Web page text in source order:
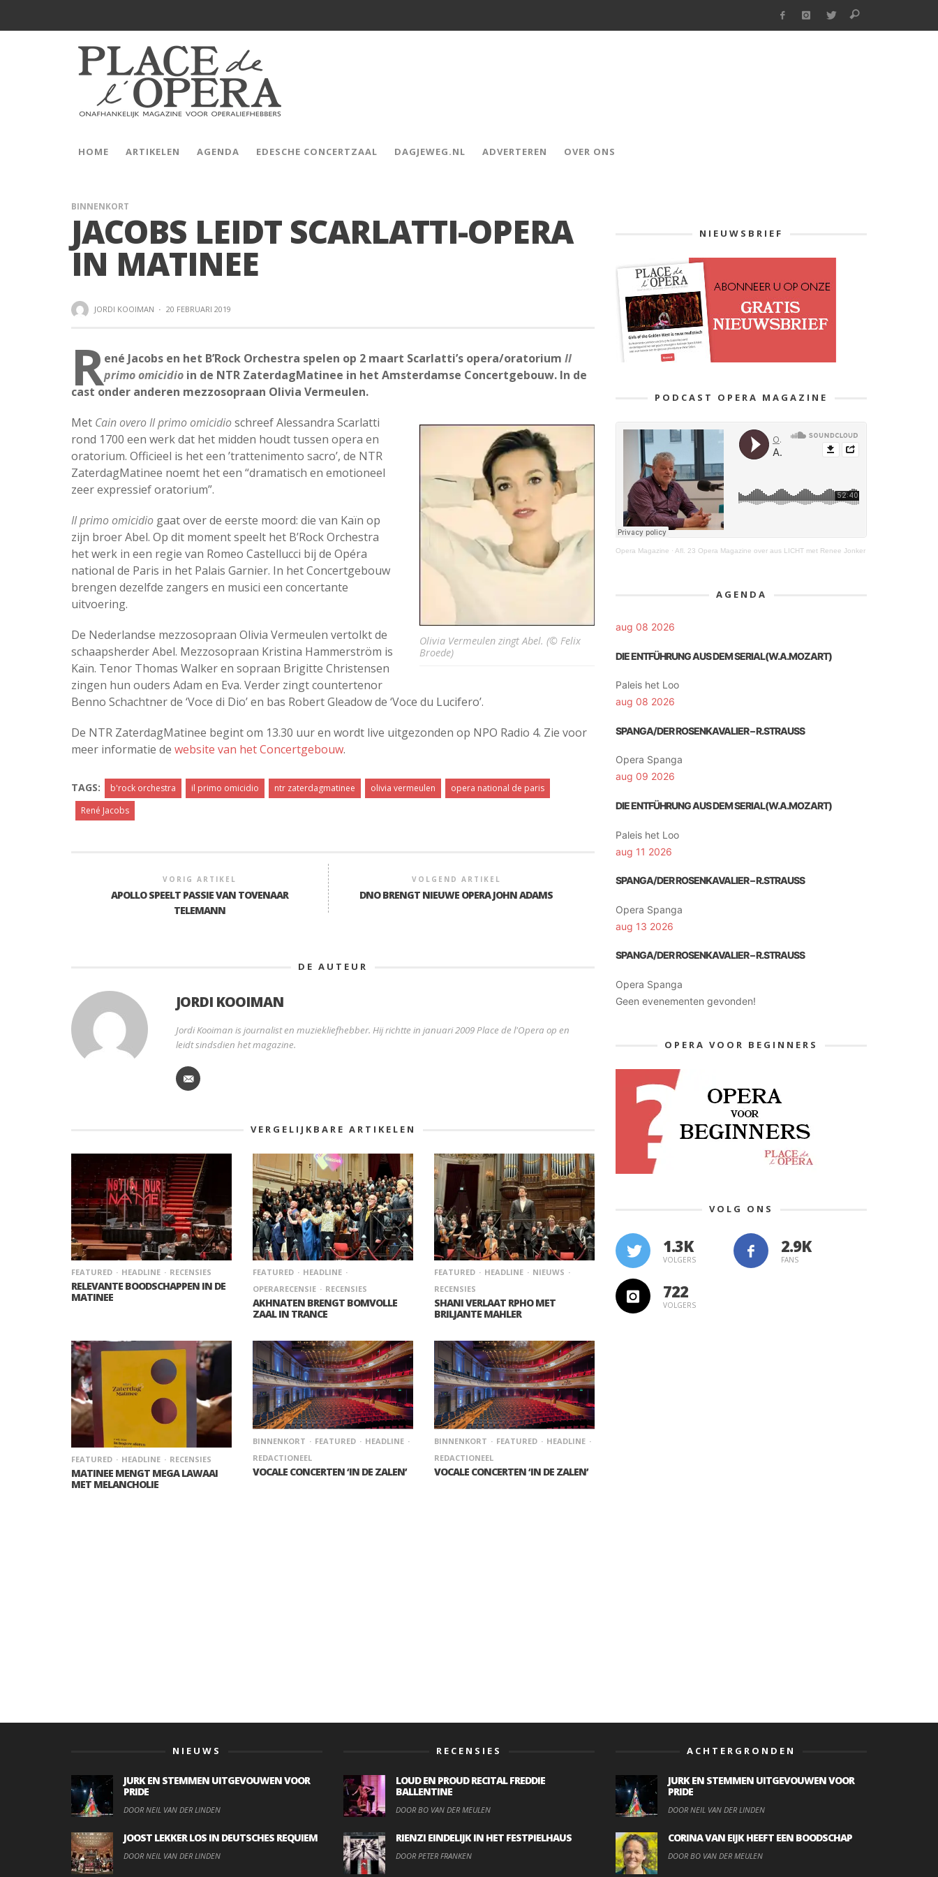
HOME ARTIKELEN AGENDA EDESCHE CONCERTZAAL DAGJEWEG.NL ADVERTEREN OVER ONS
BINNENKORT
JACOBS LEIDT SCARLATTI-OPERA
IN MATINEE
JORDI KOOIMAN · 20 FEBRUARI 2019
René Jacobs en het B’Rock Orchestra spelen op 2 maart Scarlatti’s opera/oratorium Il
primo omicidio in de NTR ZaterdagMatinee in het Amsterdamse Concertgebouw. In de
cast onder anderen mezzosopraan Olivia Vermeulen.
Olivia Vermeulen zingt Abel. (© Felix
Broede)
Met Cain overo Il primo omicidioschreef Alessandra Scarlatti
rond 1700 een werk dat het midden houdt tussen opera en
oratorium. Officieel is het een ’trattenimento sacro’, de NTR
ZaterdagMatinee noemt het een “dramatisch en emotioneel
zeer expressief oratorium”.
Il primo omicidio gaat over de eerste moord: die van Kaïn op
zijn broer Abel. Op dit moment speelt het B’Rock Orchestra
het werk in een regie van Romeo Castellucci bij de Opéra
national de Paris in het Palais Garnier. In het Concertgebouw
brengen dezelfde zangers en musici een concertante
uitvoering.
De Nederlandse mezzosopraan Olivia Vermeulen vertolkt de
schaapsherder Abel. Mezzosopraan Kristina Hammerström is
Kaïn. Tenor Thomas Walker en sopraan Brigitte Christensen
zingen hun ouders Adam en Eva. Verder zingt countertenor
Benno Schachtner de ‘Voce di Dio’ en bas Robert Gleadow de ‘Voce du Lucifero’.
De NTR ZaterdagMatinee begint om 13.30 uur en wordt live uitgezonden op NPO Radio 4. Zie voor
meer informatie de website van het Concertgebouw.
TAGS: b'rock orchestra il primo omicidio ntr zaterdagmatinee olivia vermeulen
opera national de paris
René Jacobs
VORIG ARTIKEL
APOLLO SPEELT PASSIE VAN TOVENAAR
TELEMANN
VOLGEND ARTIKEL
DNO BRENGT NIEUWE OPERA JOHN ADAMS
DE AUTEUR
JORDI KOOIMAN
Jordi Kooiman is journalist en muziekliefhebber. Hij richtte in januari 2009 Place de l'Opera op en
leidt sindsdien het magazine.
VERGELIJKBARE ARTIKELEN
FEATURED HEADLINE RECENSIES
RELEVANTE BOODSCHAPPEN IN DE
MATINEE
FEATURED
HEADLINE
OPERARECENSIE
RECENSIES
AKHNATEN BRENGT BOMVOLLE
ZAAL IN TRANCE
FEATURED HEADLINE
NIEUWS
RECENSIES
SHANI VERLAAT RPHO MET
BRILJANTE MAHLER
FEATURED HEADLINE RECENSIES
MATINEE MENGT MEGA LAWAAI
MET MELANCHOLIE
BINNENKORT FEATURED
HEADLINE
REDACTIONEEL
VOCALE CONCERTEN ‘IN DE ZALEN’
BINNENKORT FEATURED
HEADLINE
REDACTIONEEL
VOCALE CONCERTEN ‘IN DE ZALEN’
NIEUWSBRIEF
PODCAST OPERA MAGAZINE
Opera Magazine · Afl. 23 Opera Magazine over aus LICHT met Renee Jonker
AGENDA
aug 08 2026
DIE ENTFÜHRUNG AUS DEM SERIAL(W.A.MOZART)
Paleis het Loo
aug 08 2026
SPANGA/DER ROSENKAVALIER – R.STRAUSS
Opera Spanga
aug 09 2026
DIE ENTFÜHRUNG AUS DEM SERIAL(W.A.MOZART)
Paleis het Loo
aug 11 2026
SPANGA/DER ROSENKAVALIER – R.STRAUSS
Opera Spanga
aug 13 2026
SPANGA/DER ROSENKAVALIER – R.STRAUSS
Opera Spanga
Geen evenementen gevonden!
OPERA VOOR BEGINNERS
VOLG ONS
1.3K
VOLGERS FANS
722
VOLGERS
NIEUWS
JURK EN STEMMEN UITGEVOUWEN VOOR
PRIDE
DOOR NEIL VAN DER LINDEN
JOOST LEKKER LOS IN DEUTSCHES REQUIEM
DOOR NEIL VAN DER LINDEN
RECENSIES
LOUD EN PROUD RECITAL FREDDIE
BALLENTINE
DOOR BO VAN DER MEULEN
RIENZI EINDELIJK IN HET FESTPIELHAUS
DOOR PETER FRANKEN
ACHTERGRONDEN
JURK EN STEMMEN UITGEVOUWEN VOOR
PRIDE
DOOR NEIL VAN DER LINDEN
CORINA VAN EIJK HEEFT EEN BOODSCHAP
DOOR BO VAN DER MEULEN